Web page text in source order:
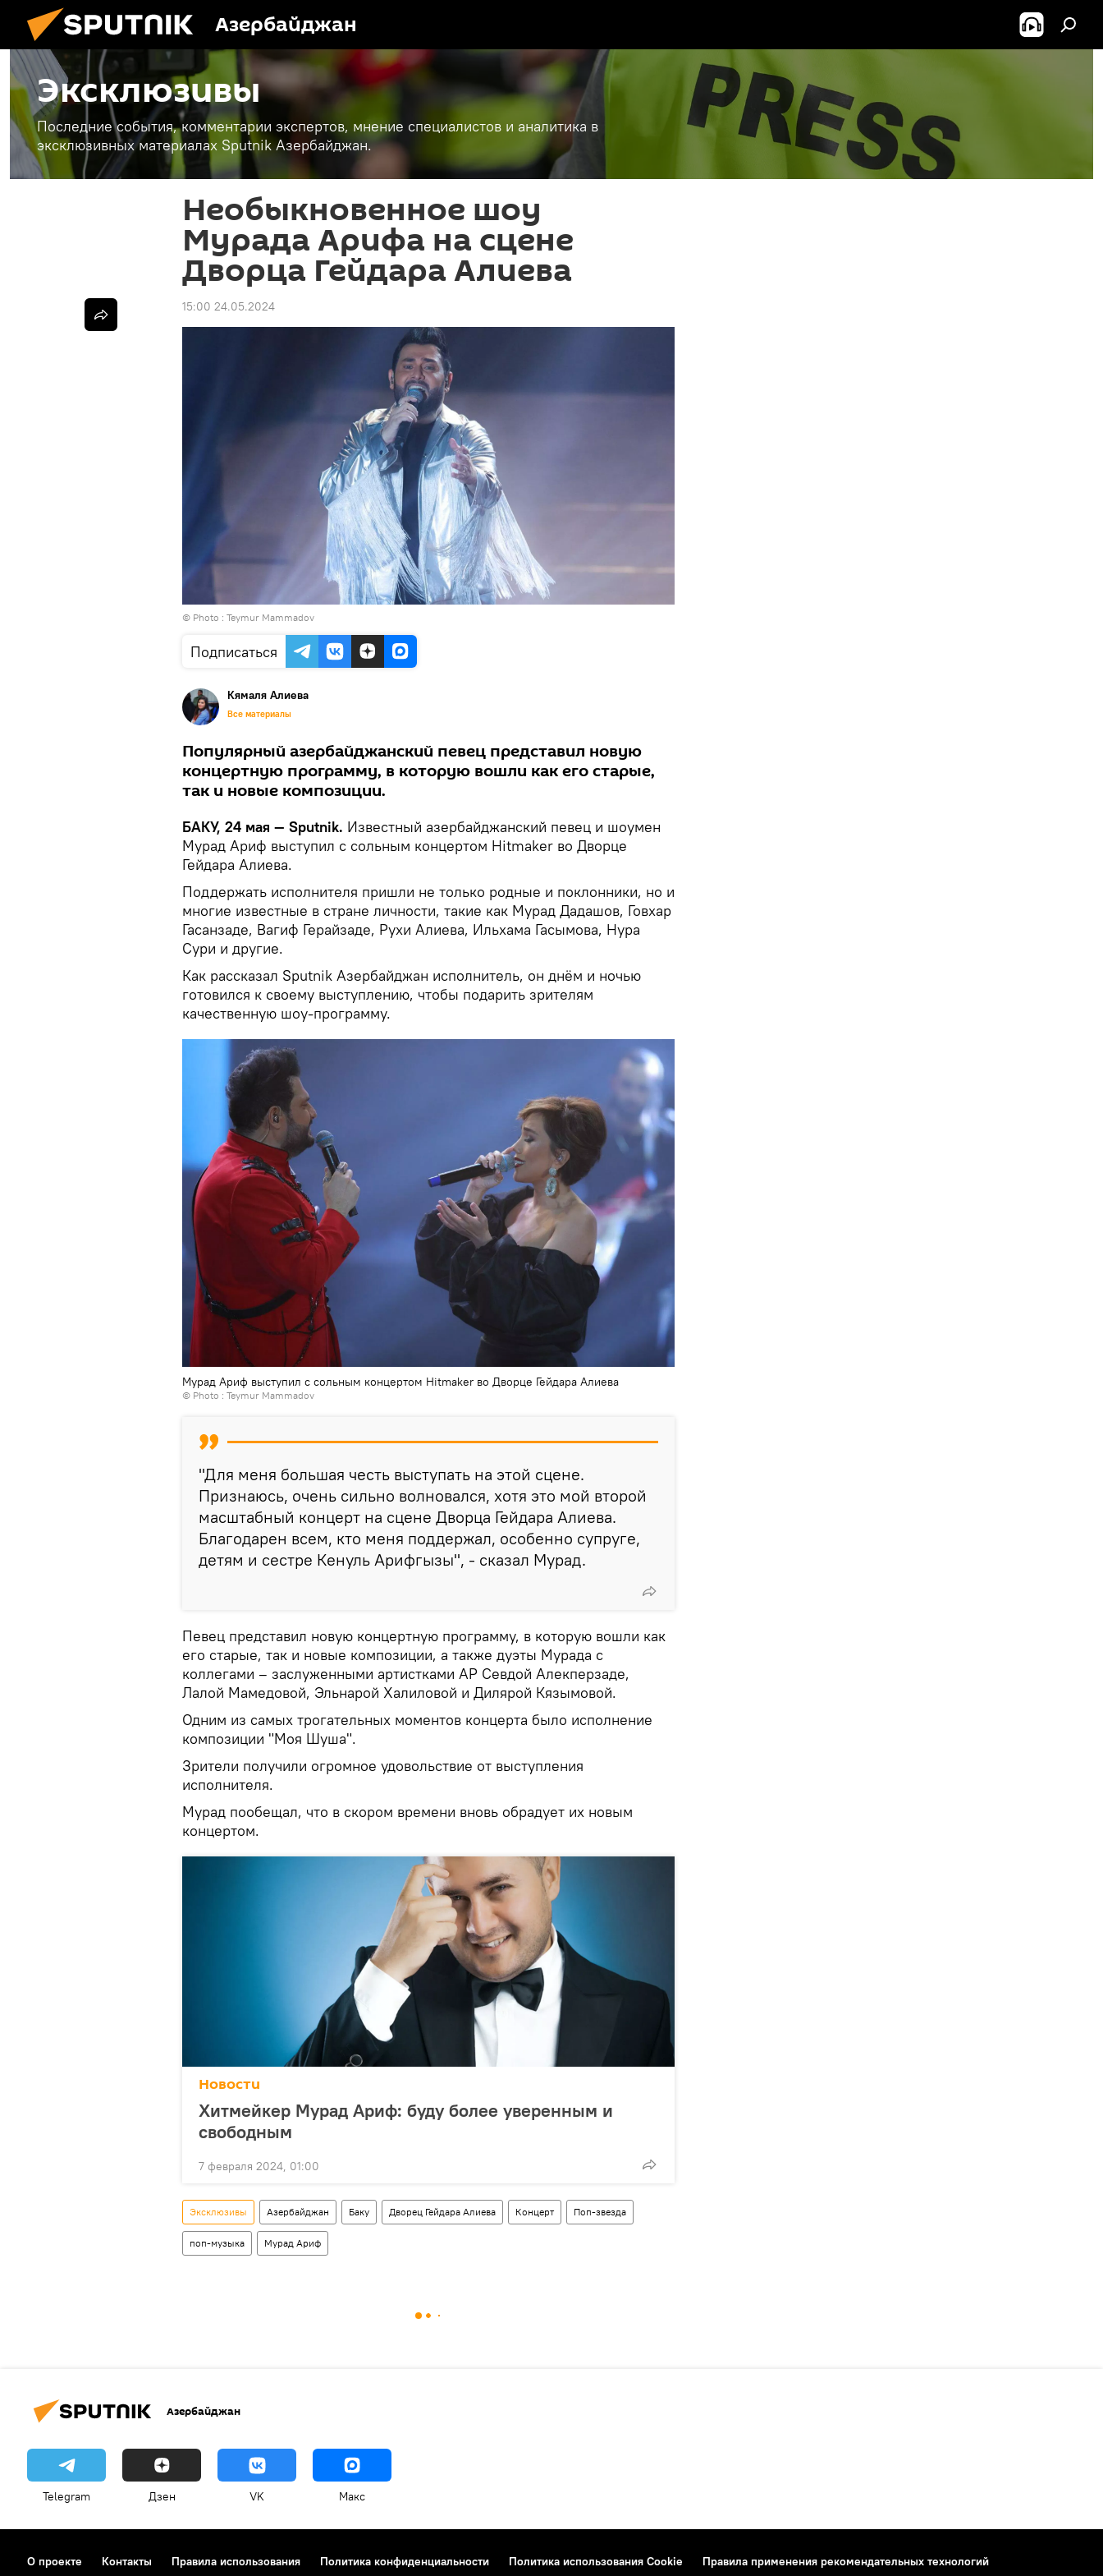
Азербайджан
Эксклюзивы
Последние события, комментарии экспертов, мнение специалистов и аналитика в
эксклюзивных материалах Sputnik Азербайджан.
Необыкновенное шоу
Мурада Арифа на сцене
Дворца Гейдара Алиева
15:00 24.05.2024
© Photo : Teymur Mammadov
Подписаться
Кямаля Алиева
Все материалы
Популярный азербайджанский певец представил новую
концертную программу, в которую вошли как его старые,
так и новые композиции.
БАКУ, 24 мая — Sputnik. Известный азербайджанский певец и шоумен
Мурад Ариф выступил с сольным концертом Hitmaker во Дворце
Гейдара Алиева.
Поддержать исполнителя пришли не только родные и поклонники, но и
многие известные в стране личности, такие как Мурад Дадашов, Говхар
Гасанзаде, Вагиф Герайзаде, Рухи Алиева, Ильхама Гасымова, Нура
Сури и другие.
Как рассказал Sputnik Азербайджан исполнитель, он днём и ночью
готовился к своему выступлению, чтобы подарить зрителям
качественную шоу-программу.
Мурад Ариф выступил с сольным концертом Hitmaker во Дворце Гейдара Алиева
© Photo : Teymur Mammadov
"Для меня большая честь выступать на этой сцене.
Признаюсь, очень сильно волновался, хотя это мой второй
масштабный концерт на сцене Дворца Гейдара Алиева.
Благодарен всем, кто меня поддержал, особенно супруге,
детям и сестре Кенуль Арифгызы", - сказал Мурад.
Певец представил новую концертную программу, в которую вошли как
его старые, так и новые композиции, а также дуэты Мурада с
коллегами – заслуженными артистками АР Севдой Алекперзаде,
Лалой Мамедовой, Эльнарой Халиловой и Дилярой Кязымовой.
Одним из самых трогательных моментов концерта было исполнение
композиции "Моя Шуша".
Зрители получили огромное удовольствие от выступления
исполнителя.
Мурад пообещал, что в скором времени вновь обрадует их новым
концертом.
Новости
Хитмейкер Мурад Ариф: буду более уверенным и
свободным
7 февраля 2024, 01:00
Эксклюзивы Азербайджан Баку Дворец Гейдара Алиева Концерт Поп-звезда
поп-музыка Мурад Ариф
Азербайджан
Telegram Дзен VK Макс
О проекте Контакты Правила использования Политика конфиденциальности Политика использования Cookie Правила применения рекомендательных технологий